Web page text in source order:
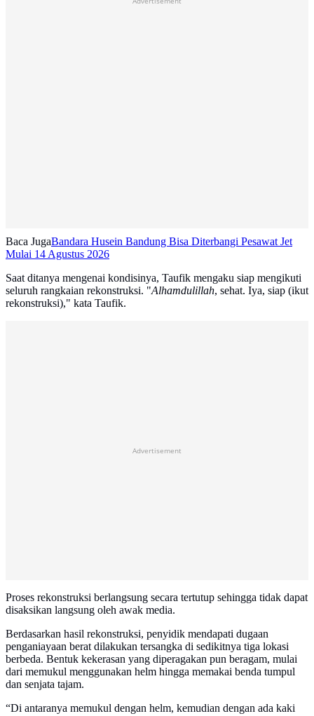
Baca JugaBandara Husein Bandung Bisa Diterbangi Pesawat Jet
Mulai 14 Agustus 2026
Saat ditanya mengenai kondisinya, Taufik mengaku siap mengikuti
seluruh rangkaian rekonstruksi. "Alhamdulillah, sehat. Iya, siap (ikut
rekonstruksi)," kata Taufik.
Advertisement
Proses rekonstruksi berlangsung secara tertutup sehingga tidak dapat
disaksikan langsung oleh awak media.
Berdasarkan hasil rekonstruksi, penyidik mendapati dugaan
penganiayaan berat dilakukan tersangka di sedikitnya tiga lokasi
berbeda. Bentuk kekerasan yang diperagakan pun beragam, mulai
dari memukul menggunakan helm hingga memakai benda tumpul
dan senjata tajam.
“Di antaranya memukul dengan helm, kemudian dengan ada kaki